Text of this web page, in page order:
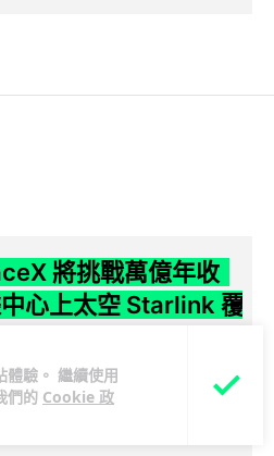
驗。 繼續使用
們的 Cookie 政
將挑戰萬億年收
心上太空 Starlink 覆
，受惠 Starlink 與 AI 業務帶動，
億美元。行政總裁 Elon...